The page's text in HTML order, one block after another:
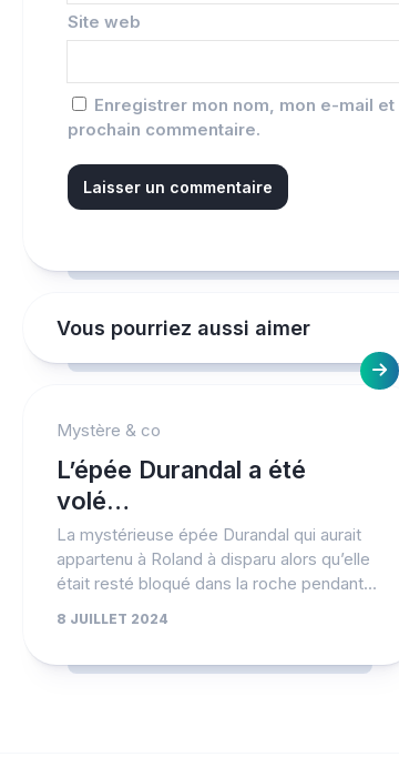
Site web
Enregistrer mon nom, mon e-mail
prochain commentaire.
Vous pourriez aussi aimer
Mystère & co
L’épée Durandal a été
volé…
La mystérieuse épée Durandal qui aurait
appartenu à Roland à disparu alors qu’elle
était resté bloqué dans la roche pendant...
8 JUILLET 2024